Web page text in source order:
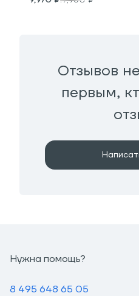
Отзывов
первым,
Нужна помощь?
8 495 648 65 05